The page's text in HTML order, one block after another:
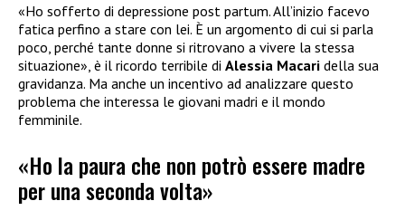
«Ho sofferto di depressione post partum. All’inizio facevo
fatica perfino a stare con lei. È un argomento di cui si parla
poco, perché tante donne si ritrovano a vivere la stessa
situazione», è il ricordo terribile di Alessia Macari della sua
gravidanza. Ma anche un incentivo ad analizzare questo
problema che interessa le giovani madri e il mondo
femminile.
«Ho la paura che non potrò essere madre
per una seconda volta»